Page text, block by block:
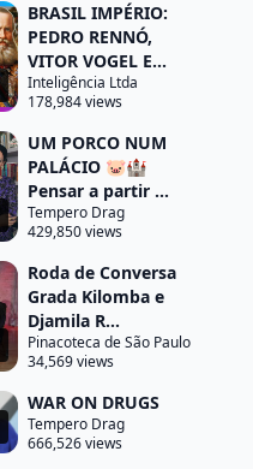
BRASIL IMPÉRIO:
PEDRO RENNÓ,
VITOR VOGEL E...
Inteligência Ltda
178,984 views
UM PORCO NUM
PALÁCIO 🐷🏰
Pensar a partir ...
Tempero Drag
429,850 views
Roda de Conversa
Grada Kilomba e
Djamila R...
Pinacoteca de São Paulo
34,569 views
WAR ON DRUGS
Tempero Drag
666,526 views